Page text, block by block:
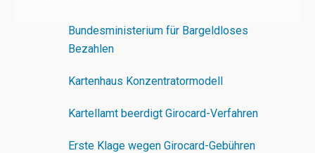
Bundesministerium für Bargeldloses
Bezahlen
Kartenhaus Konzentratormodell
Kartellamt beerdigt Girocard-Verfahren
Erste Klage wegen Girocard-Gebühren